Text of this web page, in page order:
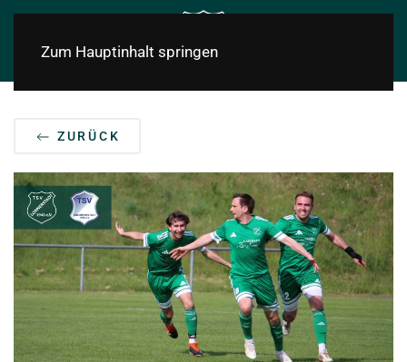
Zum Hauptinhalt springen
ZURÜCK